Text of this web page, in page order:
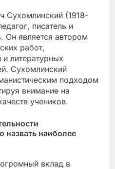
Сухомлинский (1918-
писатель и
Он является автором
работ,
литературных
Сухомлинский
подходом
внимание на
учеников.
наиболее
вклад в